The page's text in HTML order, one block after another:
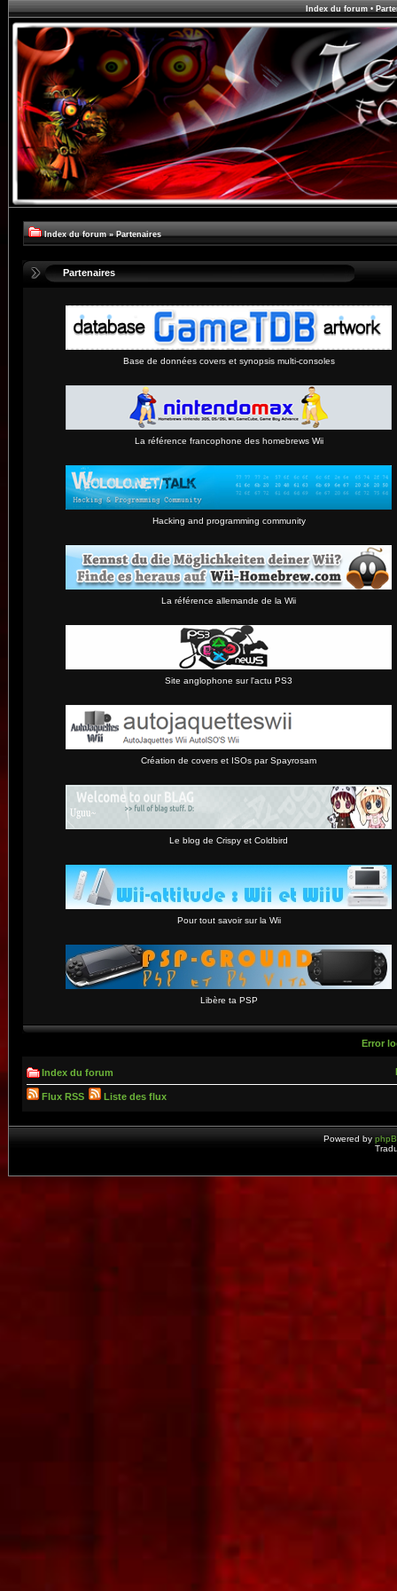
Index du forum•
Index du forum » Partenaires
Partenaires
Base de données covers et synopsis multi-consoles
La référence francophone des homebrews Wii
Hacking and programming community
La référence allemande de la Wii
Site anglophone sur l'actu PS3
Création de covers et ISOs par Spayrosam
Le blog de Crispy et Coldbird
Pour tout savoir sur la Wii
Libère ta PSP
Error
Index du forum
Flux RSS Liste des flux
Powered by